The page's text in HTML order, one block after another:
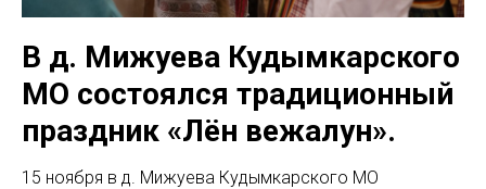
В д. Мижуева Кудымкарского
МО состоялся традиционный
праздник «Лён вежалун».
15 ноября в д. Мижуева Кудымкарского МО